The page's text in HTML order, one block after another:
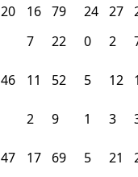
20 16 79 24 27
7 22 0 2
46 11 52 5 12
2 9 1 3
47 17 69 5 21